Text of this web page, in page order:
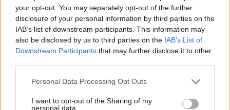
your opt-out. You may separately opt-out of the further
disclosure of your personal information by third parties on the
IAB’s list of downstream participants. This information may
also be disclosed by us to third parties on the IAB’s List of
Downstream Participants that may further disclose it to other
Personal Data Processing Opt Outs
I want to opt-out of the Sharing of my
personal data.